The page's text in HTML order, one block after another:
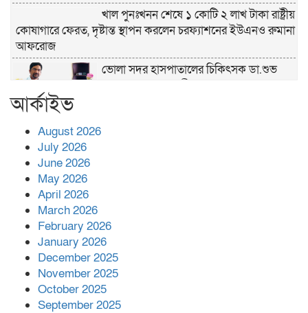
খাল পুনঃখনন শেষে ১ কোটি ২ লাখ টাকা রাষ্ট্রীয়
কোষাগারে ফেরত, দৃষ্টান্ত স্থাপন করলেন চরফ্যাশনের ইউএনও রুমানা
আফরোজ
ভোলা সদর হাসপাতালের চিকিৎসক ডা.শুভ
‘জ্বিন হাজিরে স্বর্ণ দ্বিগুণ’— প্রতারণার ফাঁদে ১৭
নারী,দুলারহাটে চক্রের ৪ সদস্য গ্রেফতার।
৩০ জুলাই একযোগে এসএসসির ফল প্রকাশ।
আর্কাইভ
August 2026
July 2026
June 2026
May 2026
April 2026
March 2026
February 2026
January 2026
December 2025
November 2025
October 2025
September 2025